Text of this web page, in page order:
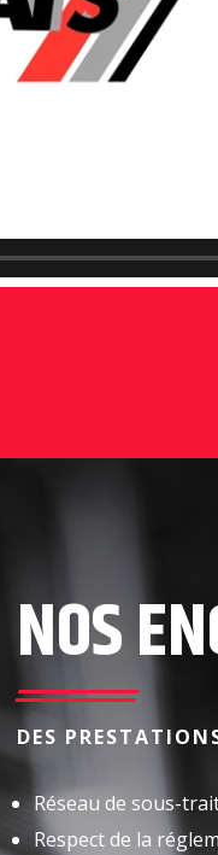
NOS
DES
Réseau de sous-
Respect de la